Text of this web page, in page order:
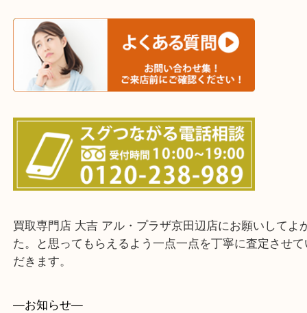
交野市・井手町
上記に記載がないエリアでもご相談ください。
・ご来店前に確認しておきたい！という方はお気軽
をください。